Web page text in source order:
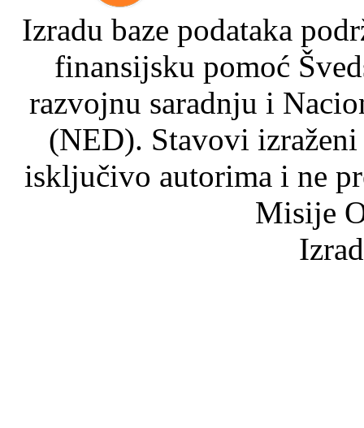
Izradu baze podataka
finansijsku pomoć
razvojnu saradnju i
(NED). Stavovi
isključivo autorima i ne
Misije